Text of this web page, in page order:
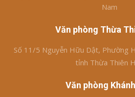
Nam
Văn phòng Thừa
Số 11/5 Nguyễn Hữu Dật, Phường
tỉnh Thừa Thiên
Văn phòng